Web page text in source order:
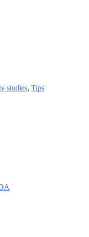
studies, Tips